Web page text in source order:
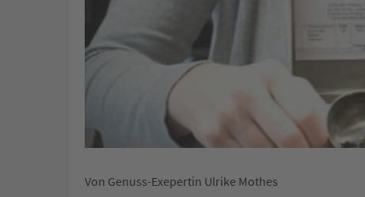
Von Genuss-Exepertin Ulrike Mothes